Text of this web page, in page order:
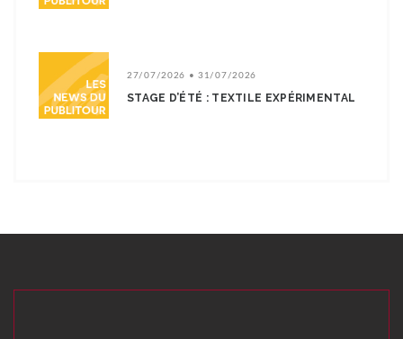
27/07/2026 • 31/07/2026
STAGE D’ÉTÉ : TEXTILE EXPÉRIMENTAL